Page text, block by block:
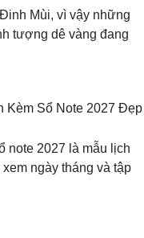
Mùi, vì vậy những
tượng dê vàng đang
Kèm Sổ Note 2027 Đẹp
note 2027 là mẫu lịch
ngày tháng và tập